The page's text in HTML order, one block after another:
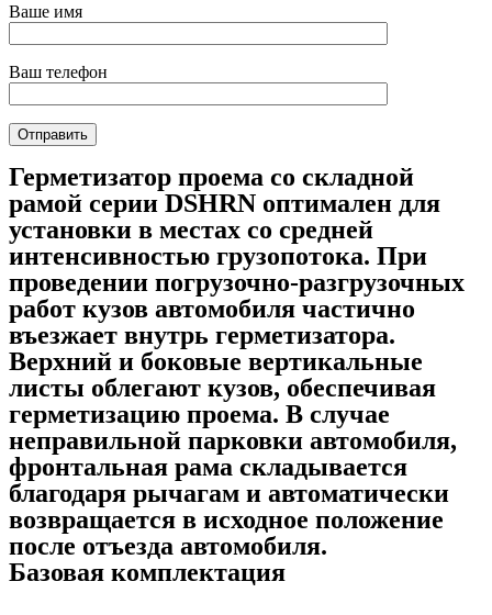
Ваше имя
Ваш телефон
Герметизатор проема со складной
рамой серии DSHRN оптимален для
установки в местах со средней
интенсивностью грузопотока. При
проведении погрузочно-разгрузочных
работ кузов автомобиля частично
въезжает внутрь герметизатора.
Верхний и боковые вертикальные
листы облегают кузов, обеспечивая
герметизацию проема. В случае
неправильной парковки автомобиля,
фронтальная рама складывается
благодаря рычагам и автоматически
возвращается в исходное положение
после отъезда автомобиля.
Базовая комплектация